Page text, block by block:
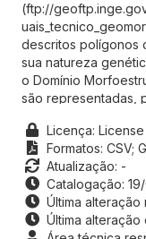
(ftp://
descritos polígonos
sua natureza genética,Unidade e Região Geomorfológica e
o Domínio
são representadas,
Manual Técnico de
procedimentos adotados pelo projeto RADAMBRASILno
mapeamento geomorfológicos do Brsail na escala de
1:1.000.000. O processo de elaboração dos
das
aquisição de
Licença:
Formatos: CSV;
Atualização: -
Catalogação:
Última alteração
Última